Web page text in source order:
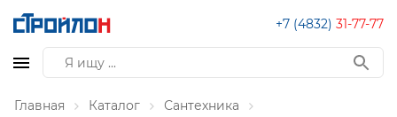
+7 (4832) 31-77-77
Главная Каталог
Сантехника